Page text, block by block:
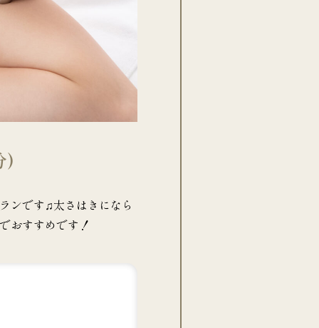
)
ンです♫太さはきになら
おすすめです！